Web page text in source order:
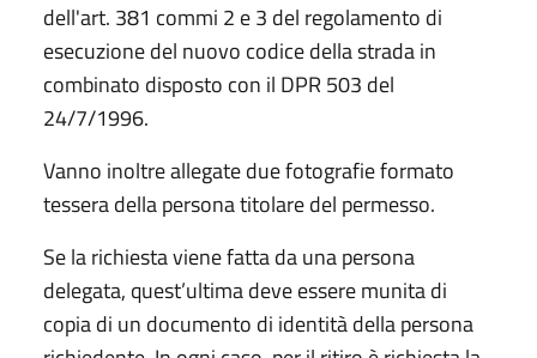
dell'art. 381 commi 2 e 3 del regolamento di
esecuzione del nuovo codice della strada in
combinato disposto con il DPR 503 del
24/7/1996.
Vanno inoltre allegate due fotografie formato
tessera della persona titolare del permesso.
Se la richiesta viene fatta da una persona
delegata, quest’ultima deve essere munita di
copia di un documento di identità della persona